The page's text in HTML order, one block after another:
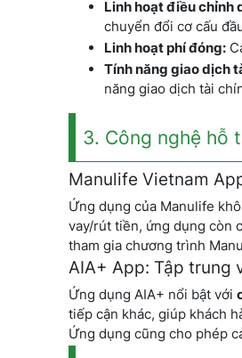
Linh hoạt điều chỉnh
chuyển đổi cơ cấu
Linh hoạt phí đóng:
Tính năng giao dịch
năng giao dịch tài
3. Công nghệ hỗ
Manulife Vietnam
Ứng dụng của Manulife
vay/rút tiền, ứng dụng còn
tham gia chương trình
AIA+ App: Tập trung
Ứng dụng AIA+ nổi bật với
tiếp cận khác, giúp khách
Ứng dụng cũng cho phép